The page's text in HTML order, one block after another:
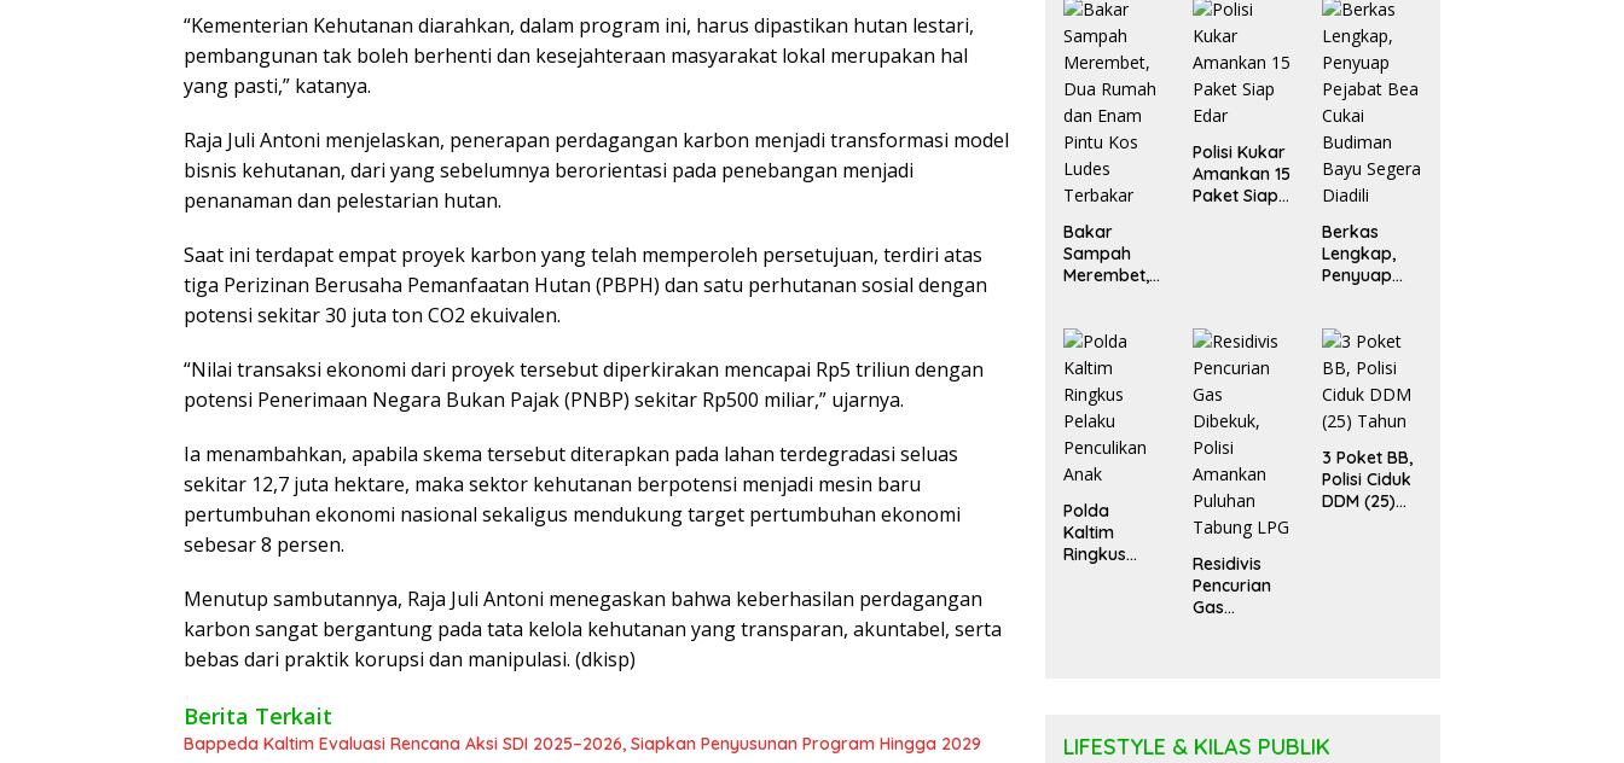
“Kementerian Kehutanan diarahkan, dalam program ini, harus dipastikan hutan lestari,
pembangunan tak boleh berhenti dan kesejahteraan masyarakat lokal merupakan hal
yang pasti,” katanya.
Raja Juli Antoni menjelaskan, penerapan perdagangan karbon menjadi transformasi model
bisnis kehutanan, dari yang sebelumnya berorientasi pada penebangan menjadi
penanaman dan pelestarian hutan.
Saat ini terdapat empat proyek karbon yang telah memperoleh persetujuan, terdiri atas
tiga Perizinan Berusaha Pemanfaatan Hutan (PBPH) dan satu perhutanan sosial dengan
potensi sekitar 30 juta ton CO2 ekuivalen.
“Nilai transaksi ekonomi dari proyek tersebut diperkirakan mencapai Rp5 triliun dengan
potensi Penerimaan Negara Bukan Pajak (PNBP) sekitar Rp500 miliar,” ujarnya.
Ia menambahkan, apabila skema tersebut diterapkan pada lahan terdegradasi seluas
sekitar 12,7 juta hektare, maka sektor kehutanan berpotensi menjadi mesin baru
pertumbuhan ekonomi nasional sekaligus mendukung target pertumbuhan ekonomi
sebesar 8 persen.
Menutup sambutannya, Raja Juli Antoni menegaskan bahwa keberhasilan perdagangan
karbon sangat bergantung pada tata kelola kehutanan yang transparan, akuntabel, serta
bebas dari praktik korupsi dan manipulasi. (dkisp)
Berita Terkait
Bappeda Kaltim Evaluasi Rencana Aksi SDI 2025–2026, Siapkan Penyusunan Program Hingga 2029
Bakar
Sampah
Merembet,
Pintu Kos
Ludes
Terbakar
Polisi Kukar
Amankan 15
Paket Siap
Berkas
Lengkap,
Penyuap
Budiman
Bayu
Segera
Diadili
Polda
Kaltim
Ringkus
Residivis
Pencurian
Gas
3 Poket BB,
Polisi Ciduk
DDM (25)
LIFESTYLE & KILAS PUBLIK